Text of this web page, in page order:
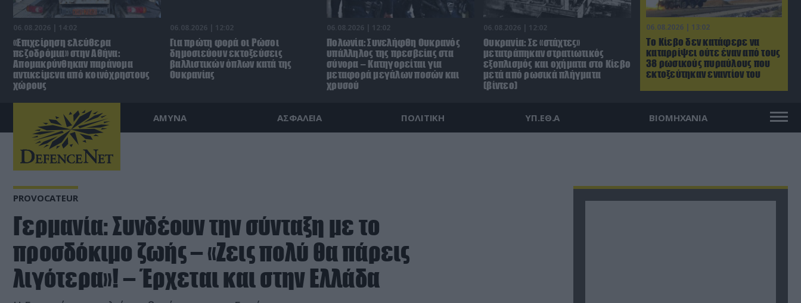
06.08.2026 | 13:02
Το Κίεβο δεν κατάφερε να
καταρρίψει ούτε έναν από τους
38 ρωσικούς πυραύλους που
εκτοξεύτηκαν εναντίον του
06.08.2026 | 14:02
«Επιχείρηση ελεύθερα
πεζοδρόμια» στην Αθήνα:
Απομακρύνθηκαν παράνομα
αντικείμενα από κοινόχρηστους
χώρους
06.08.2026 | 12:02
Για πρώτη φορά οι Ρώσοι
δημοσιεύουν εκτοξεύσεις
βαλλιστικών όπλων κατά της
Ουκρανίας
06.08.2026 | 12:02
Πολωνία: Συνελήφθη Ουκρανός
υπάλληλος της πρεσβείας στα
σύνορα – Κατηγορείται για
μεταφορά μεγάλων ποσών και
χρυσού
06.08.2026 | 12:02
Ουκρανία: Σε «στάχτες»
μετατράπηκαν στρατιωτικός
εξοπλισμός και οχήματα στο Κίεβο
μετά από ρωσικά πλήγματα
(βίντεο)
ΑΜΥΝΑ ΑΣΦΑΛΕΙΑ ΠΟΛΙΤΙΚΗ ΥΠ.ΕΘ.Α ΒΙΟΜΗΧΑΝΙΑ
PROVOCATEUR
Γερμανία: Συνδέουν την σύνταξη με το
προσδόκιμο ζωής – «Ζεις πολύ θα πάρεις
λιγότερα»! – Έρχεται και στην Ελλάδα